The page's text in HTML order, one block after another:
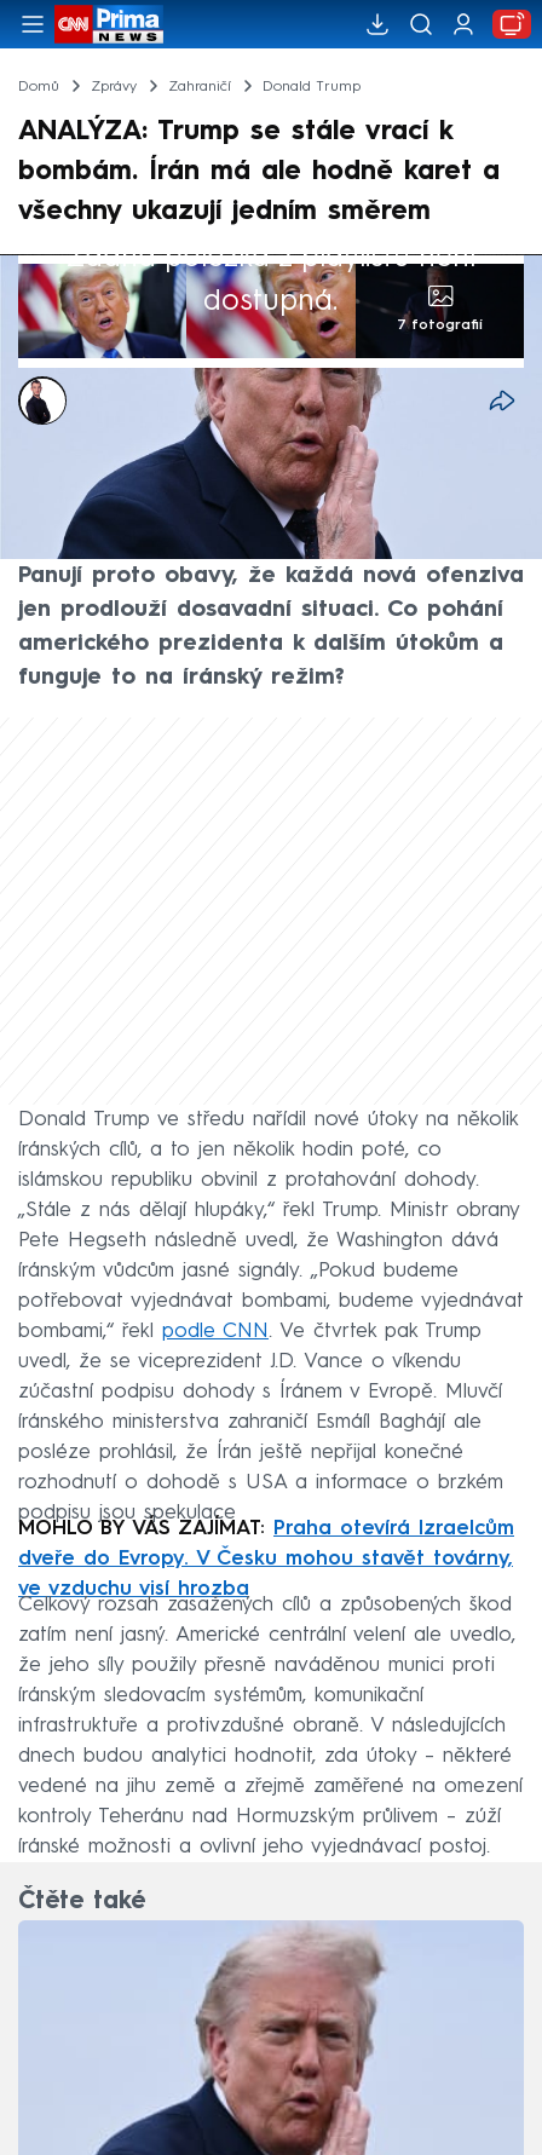
Domů Zprávy Zahraničí Donald Trump
ANALÝZA: Trump se stále vrací k
bombám. Írán má ale hodně karet a
všechny ukazují jedním směrem
Žádná položka z playlistu není
dostupná.
7 fotografií
Václav Černý
12. čvn 2026, 10:50
Donald Trump se tvrdými údery snaží
přimět Írán ke kapitulaci, ale zatím zvolená
strategie má spíše opačný efekt, píše CNN.
Panují proto obavy, že každá nová ofenziva
jen prodlouží dosavadní situaci. Co pohání
amerického prezidenta k dalším útokům a
funguje to na íránský režim?
Donald Trump ve středu nařídil nové útoky na několik
íránských cílů, a to jen několik hodin poté, co
islámskou republiku obvinil z protahování dohody.
„Stále z nás dělají hlupáky,“ řekl Trump. Ministr obrany
Pete Hegseth následně uvedl, že Washington dává
íránským vůdcům jasné signály. „Pokud budeme
potřebovat vyjednávat bombami, budeme vyjednávat
bombami,“ řekl podle CNN. Ve čtvrtek pak Trump
uvedl, že se viceprezident J.D. Vance o víkendu
zúčastní podpisu dohody s Íránem v Evropě. Mluvčí
íránského ministerstva zahraničí Esmáíl Baghájí ale
posléze prohlásil, že Írán ještě nepřijal konečné
rozhodnutí o dohodě s USA a informace o brzkém
podpisu jsou spekulace
MOHLO BY VÁS ZAJÍMAT:
Praha otevírá Izraelcům
dveře do Evropy. V Česku mohou stavět továrny,
ve vzduchu visí hrozba
Celkový rozsah zasažených cílů a způsobených škod
zatím není jasný. Americké centrální velení ale uvedlo,
že jeho síly použily přesně naváděnou munici proti
íránským sledovacím systémům, komunikační
infrastruktuře a protivzdušné obraně. V následujících
dnech budou analytici hodnotit, zda útoky – některé
vedené na jihu země a zřejmě zaměřené na omezení
kontroly Teheránu nad Hormuzským průlivem – zúží
íránské možnosti a ovlivní jeho vyjednávací postoj.
Čtěte také